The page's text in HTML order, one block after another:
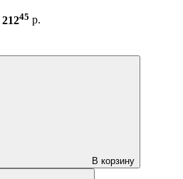
21245 р.
В корзину